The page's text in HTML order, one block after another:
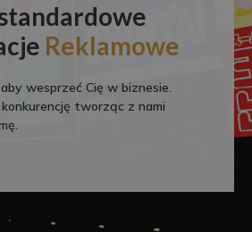
Reklamowe
wesprzeć Cię w biznesie.
tworząc z nami